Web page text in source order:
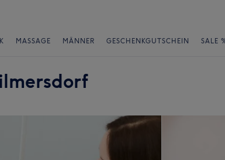
MASSAGE MÄNNER GESCHENKGUTSCHEIN SALE